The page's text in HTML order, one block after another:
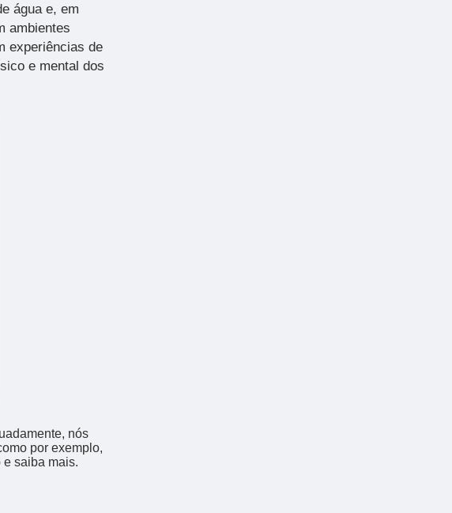
água e, em
ambientes
experiências de
e mental dos
nós
por exemplo,
e saiba mais.